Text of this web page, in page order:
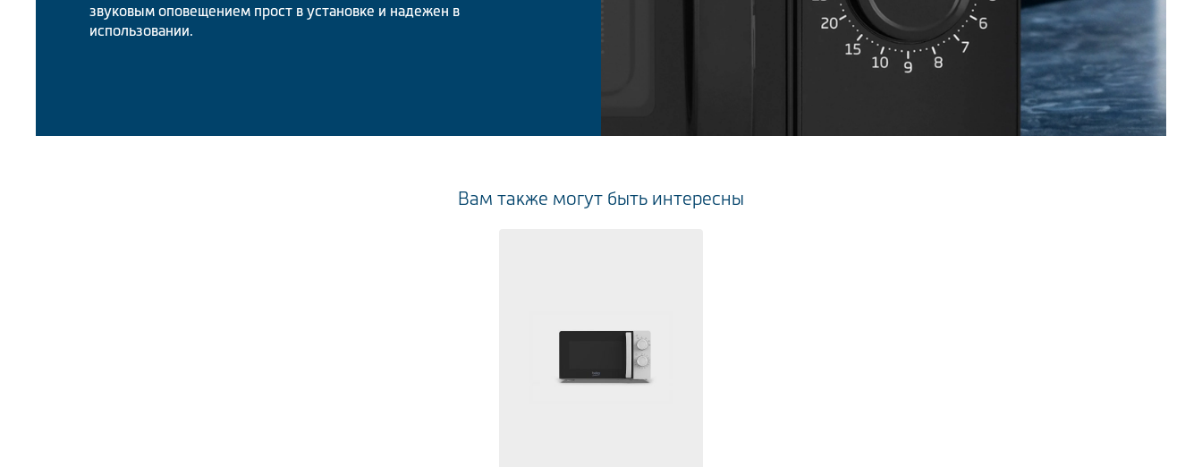
звуковым оповещением прост в установке и надежен в
использовании.
Вам также могут быть интересны